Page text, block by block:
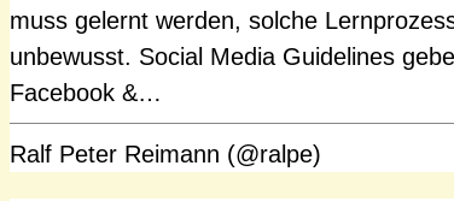
muss gelernt werden, solche
unbewusst. Social Media Guidelines
Facebook &…
Ralf Peter Reimann (@ralpe)